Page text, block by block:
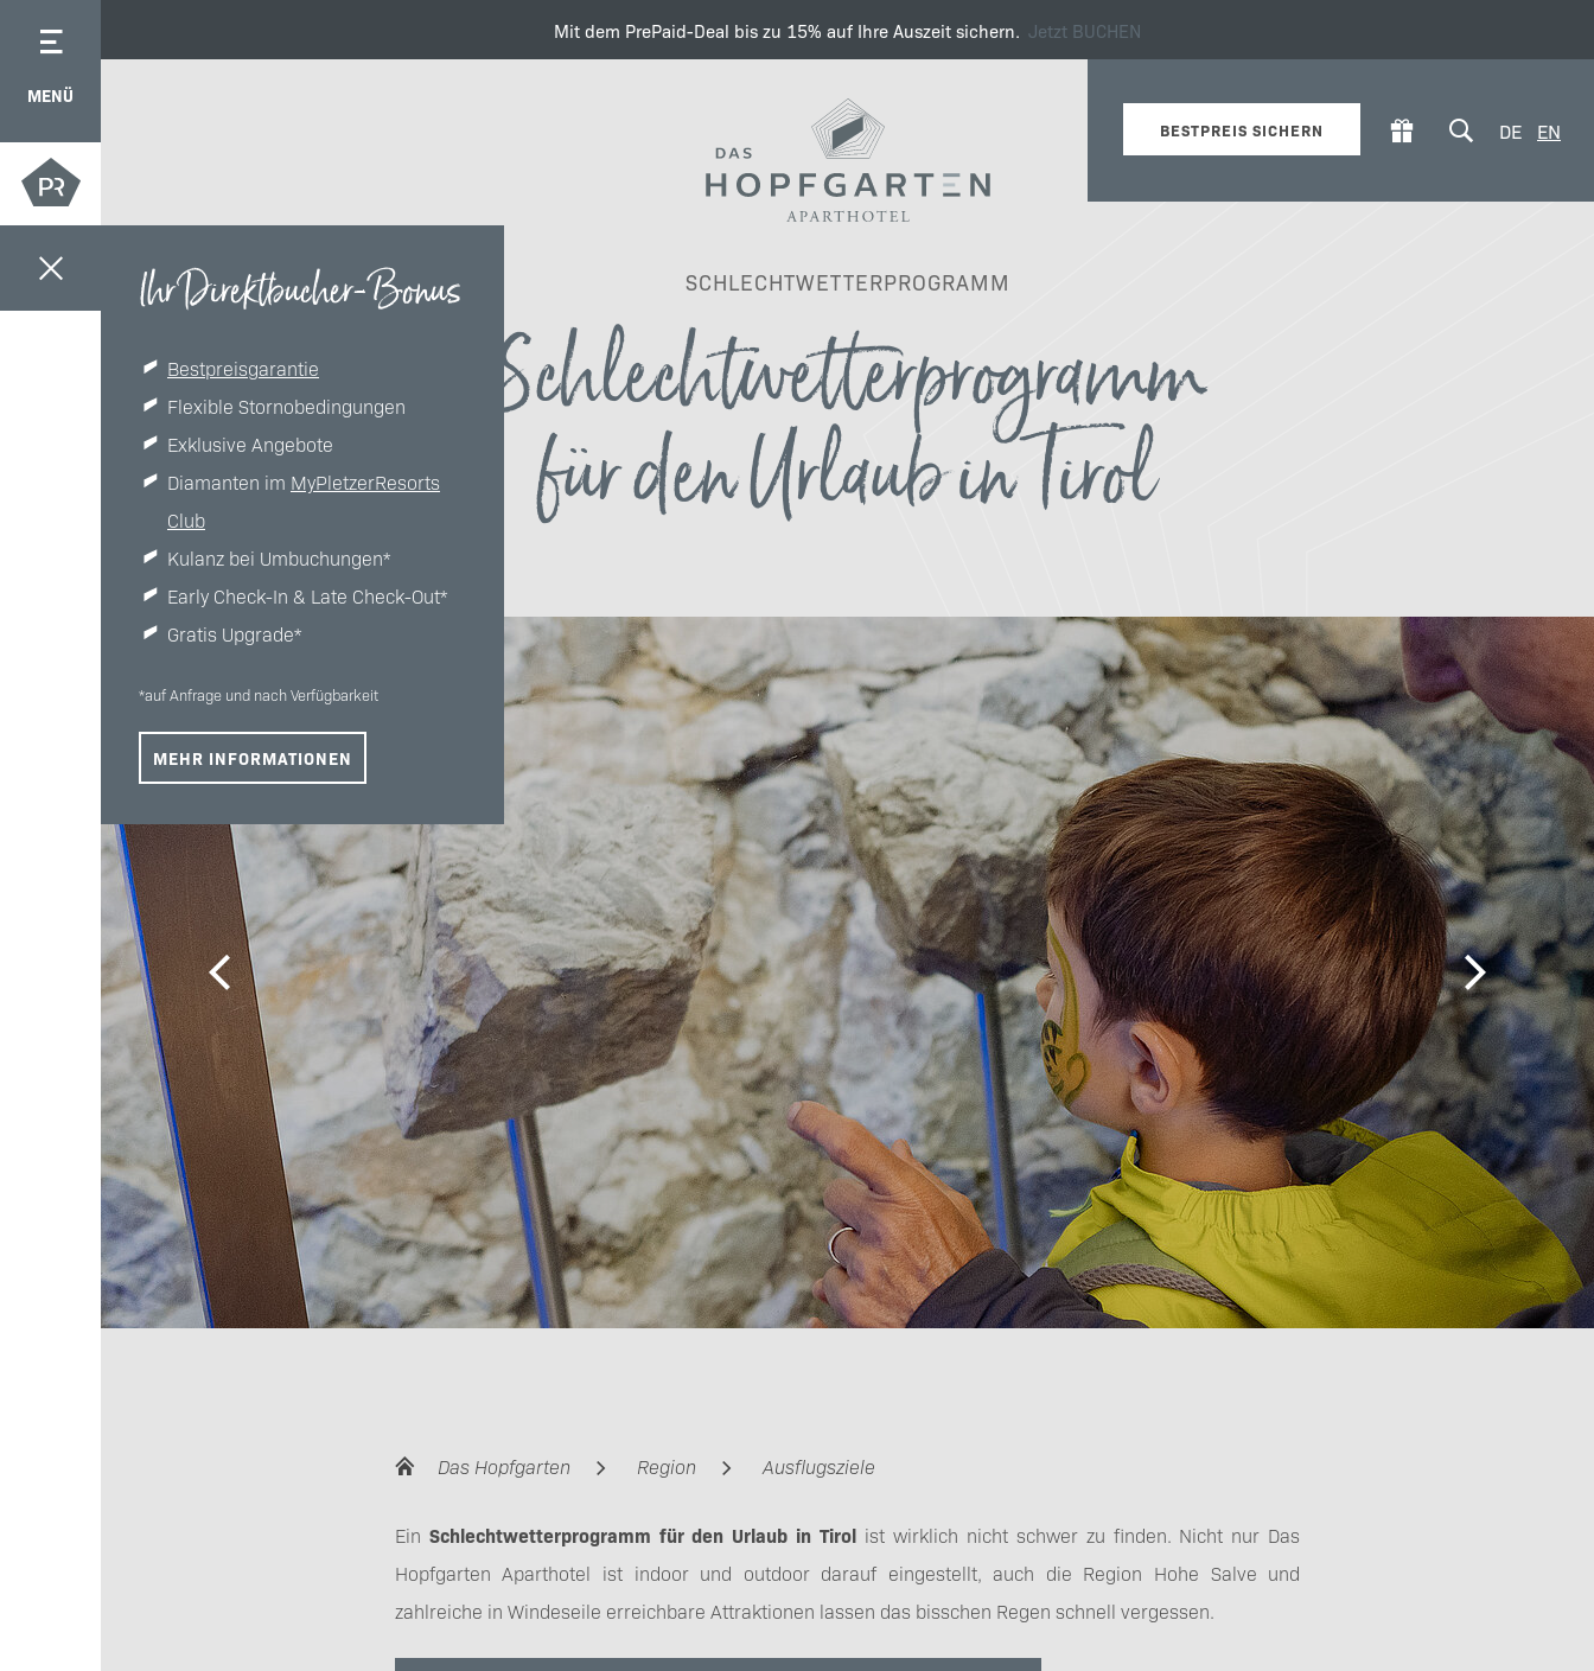
Mit dem PrePaid-Deal bis zu 15% auf Ihre Auszeit sichern. Jetzt BUCHEN
MENÜ Hallo Bergwelt, hallo Tirol!
Sommer
BESTPREIS SICHERN DE EN
Ihr Direktbucher-Bonus
Bestpreisgarantie
Flexible Stornobedingungen
Exklusive Angebote
Diamanten im MyPletzerResorts
Club
Kulanz bei Umbuchungen*
Early Check-In & Late Check-Out*
Gratis Upgrade*
*auf Anfrage und nach Verfügbarkeit
MEHR INFORMATIONEN
SCHLECHTWETTERPROGRAMM
Schlechtwetterprogramm
für den Urlaub in Tirol
Das Hopfgarten Region Ausflugsziele
Ein Schlechtwetterprogramm für den Urlaub in Tirol ist wirklich nicht schwer zu finden. Nicht nur Das
Hopfgarten Aparthotel ist indoor und outdoor darauf eingestellt, auch die Region Hohe Salve und
zahlreiche in Windeseile erreichbare Attraktionen lassen das bisschen Regen schnell vergessen.